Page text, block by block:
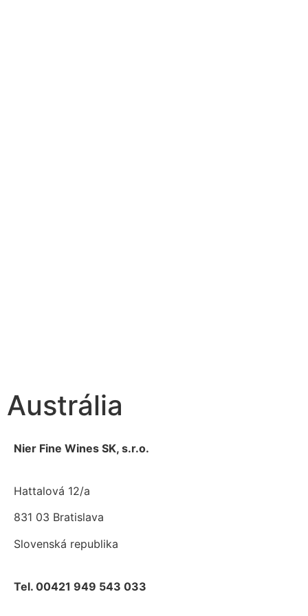
Austrália
Nier Fine Wines SK, s.r.o.
Hattalová 12/a
831 03 Bratislava
Slovenská republika
Tel. 00421 949 543 033